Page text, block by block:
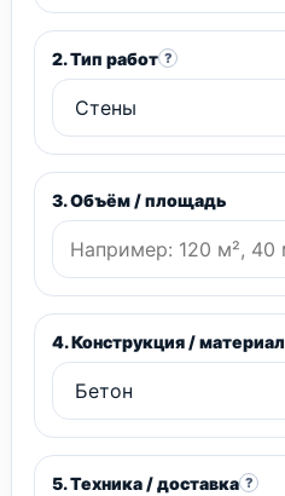
2. Тип работ ?
3. Объём / площадь
4. Конструкция / материал
5. Техника / доставка ?